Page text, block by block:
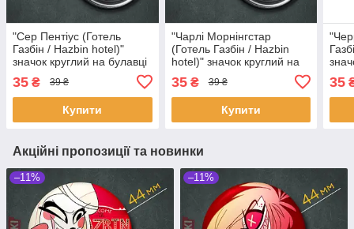
"Сер Пентіус (Готель
Газбін / Hazbin hotel)"
значок круглий на булавці
35 ₴ 39 ₴
Купити
"Чарлі Морнінгстар
(Готель Газбін / Hazbin
hotel)" значок круглий на
35₴ 39 ₴
Купити
35
Акційні пропозиції та новинки
–11% –11%